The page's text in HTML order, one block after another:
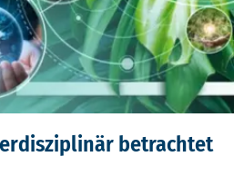
betrachtet